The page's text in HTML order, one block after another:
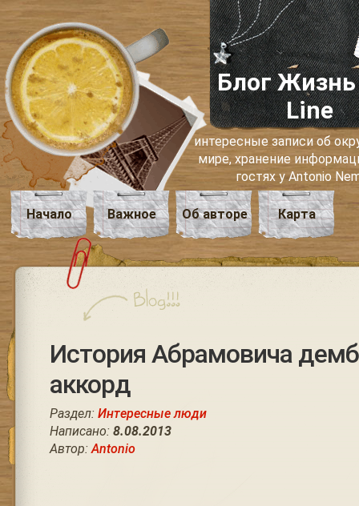
Блог Жизнь
Line
интересные записи об
мире, хранение
гостях у Antonio
Начало Важное Об авторе Карта
История Абрамовича
аккорд
Раздел: Интересные люди
Написано: 8.08.2013
Автор:Antonio